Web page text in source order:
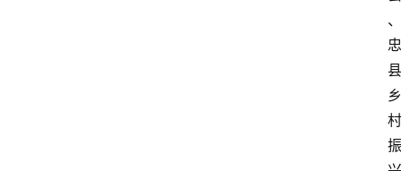
、
忠
县
乡
村
振